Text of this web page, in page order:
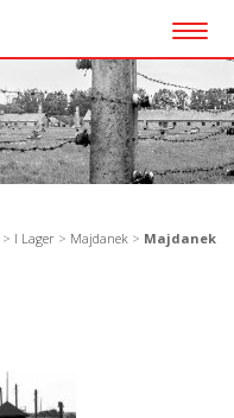
> I Lager > Majdanek > Majdanek